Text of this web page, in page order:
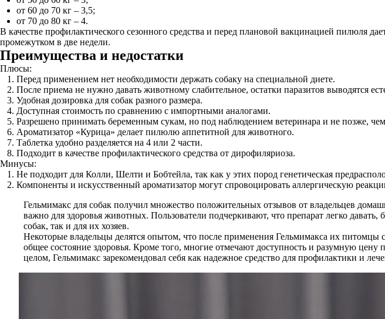
от 60 до 70 кг – 3,5;
от 70 до 80 кг – 4.
В качестве профилактического сезонного средства и перед плановой вакцинацией пилюля
промежутком в две недели.
Преимущества и недостатки
Плюсы:
Перед применением нет необходимости держать собаку на специальной диете.
После приема не нужно давать животному слабительное, остатки паразитов выводятся
Удобная дозировка для собак разного размера.
Доступная стоимость по сравнению с импортными аналогами.
Разрешено принимать беременным сукам, но под наблюдением ветеринара и не позже,
Ароматизатор «Курица» делает пилюлю аппетитной для животного.
Таблетка удобно разделяется на 4 или 2 части.
Подходит в качестве профилактического средства от дирофиляриоза.
Минусы:
Не подходит для Колли, Шелти и Бобтейла, так как у этих пород генетическая
Компоненты и искусственный ароматизатор могут спровоцировать аллергическую
Гельмимакс для собак получил множество положительных отзывов от владельцев
важно для здоровья животных. Пользователи подчеркивают, что препарат легко
собак, так и для их хозяев.
Некоторые владельцы делятся опытом, что после применения Гельмимакса их
общее состояние здоровья. Кроме того, многие отмечают доступность и разумную
целом, Гельмимакс зарекомендовал себя как надежное средство для профилактики и